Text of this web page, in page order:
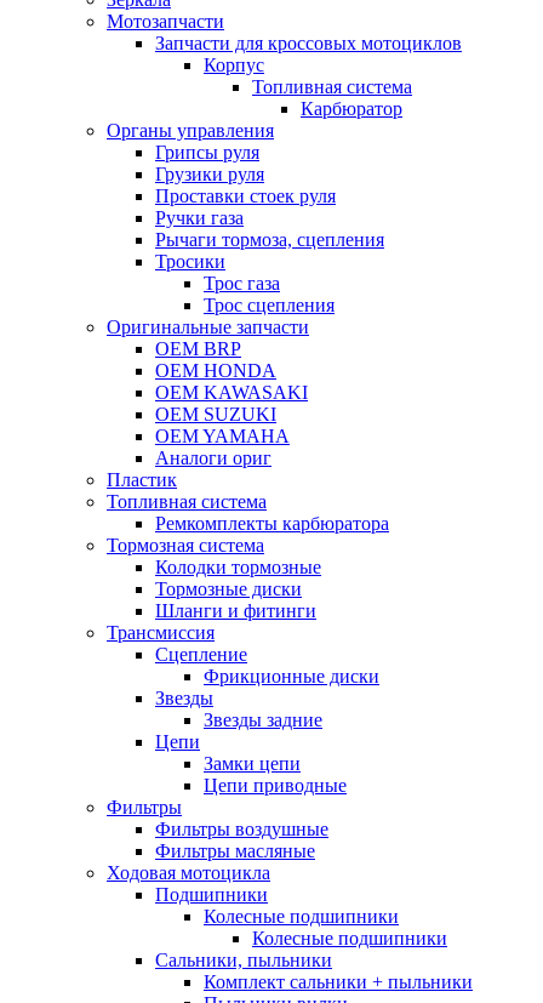
Мотозапчасти
Запчасти для кроссовых мотоциклов
Корпус
Топливная система
Карбюратор
Органы управления
Грипсы руля
Грузики руля
Проставки стоек руля
Ручки газа
Рычаги тормоза, сцепления
Тросики
Трос газа
Трос сцепления
Оригинальные запчасти
OEM BRP
OEM HONDA
OEM KAWASAKI
OEM SUZUKI
OEM YAMAHA
Аналоги ориг
Пластик
Топливная система
Ремкомплекты карбюратора
Тормозная система
Колодки тормозные
Тормозные диски
Шланги и фитинги
Трансмиссия
Cцепление
Фрикционные диски
Звезды
Звезды задние
Цепи
Замки цепи
Цепи приводные
Фильтры
Фильтры воздушные
Фильтры масляные
Ходовая мотоцикла
Подшипники
Колесные подшипники
Колесные подшипники
Сальники, пыльники
Комплект сальники + пыльники